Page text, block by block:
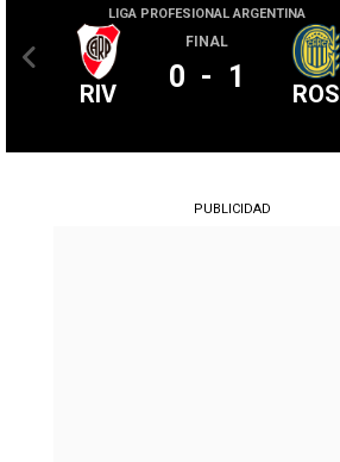
LIGA PROFESIONAL ARGENTINA
RIV
FINAL
0 - 1 ROS
PUBLICIDAD